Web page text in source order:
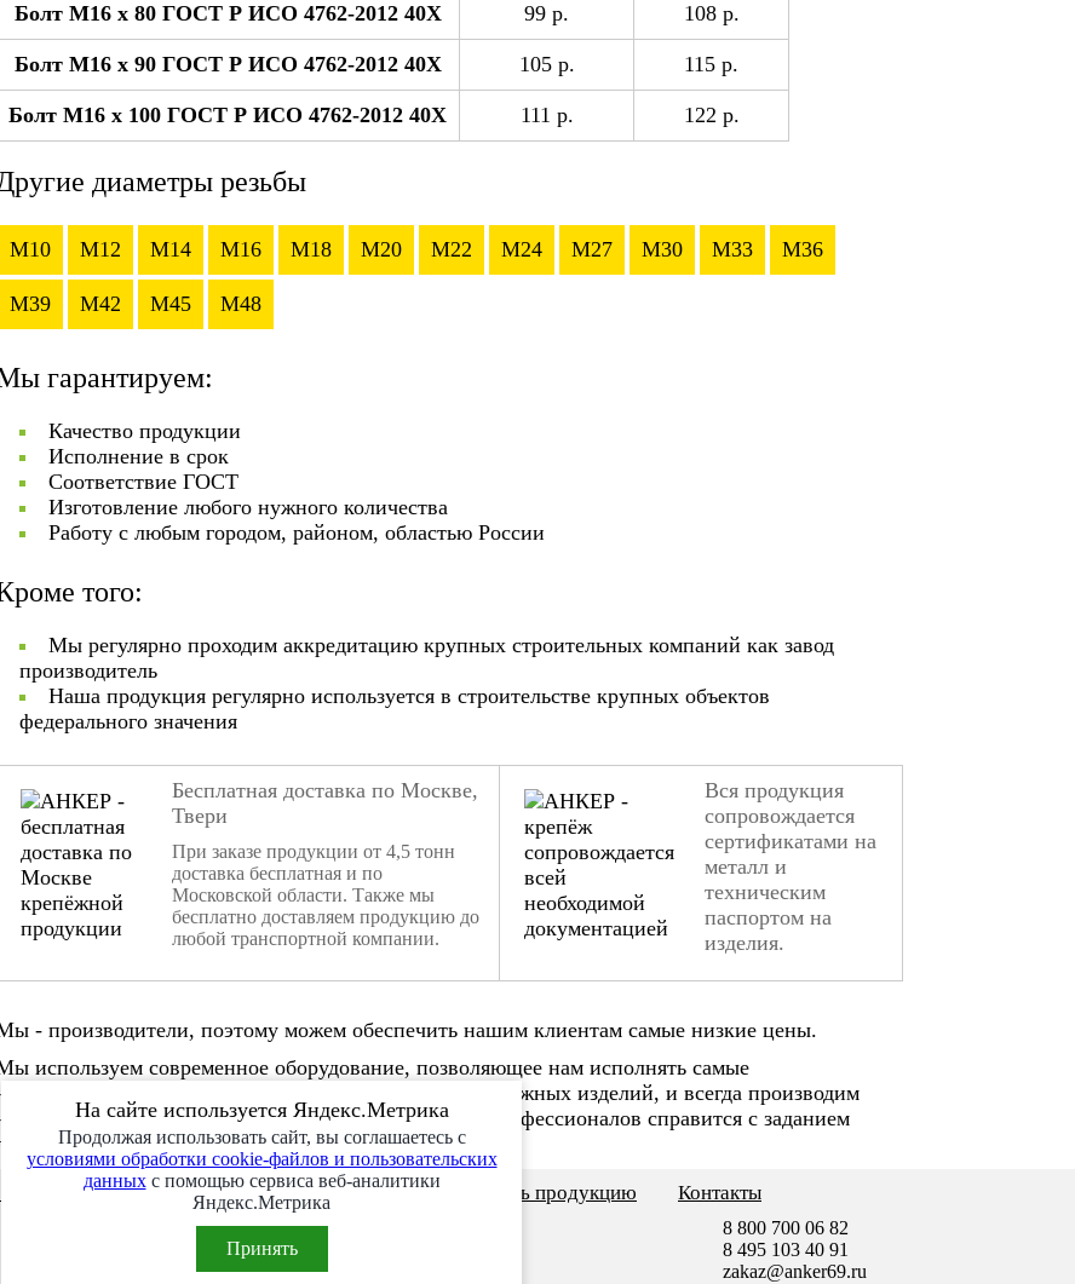
Болт М16 x 80 ГОСТ Р ИСО 4762-2012 40Х 99 р. 108 р.
Болт М16 x 90 ГОСТ Р ИСО 4762-2012 40Х 105 р. 115 р.
Болт М16 x 100 ГОСТ Р ИСО 4762-2012 40Х 111 р. 122 р.
диаметры резьбы
M10 M12 M14 M16 M18 M20 M22 M24 M27 M30 M33 M36
M39 M42 M45 M48
гарантируем:
Качество продукции
Исполнение в срок
Соответствие ГОСТ
Изготовление любого нужного количества
Работу с любым городом, районом, областью России
того:
Мы регулярно проходим аккредитацию крупных строительных компаний как завод
производитель
Наша продукция регулярно используется в строительстве крупных объектов
федерального значения
Бесплатная доставка по Москве,
Твери
При заказе продукции от 4,5 тонн
доставка бесплатная и по
Московской области. Также мы
бесплатно доставляем продукцию до
любой транспортной компании.
Вся продукция
сопровождается
сертификатами на
металл и
техническим
паспортом на
изделия.
- производители, поэтому можем обеспечить нашим клиентам самые низкие цены.
используем современное оборудование, позволяющее нам исполнять самые
заказы. Мы не боимся изготовления сложных изделий, и всегда производим
количество в нужные сроки. Наша команда профессионалов справится с заданием
сложности!
видео Сотрудничество Заказ месяца Заказать продукцию Контакты
8 800 700 06 82
8 495 103 40 91
zakaz@anker69.ru
На сайте используется Яндекс.Метрика
Продолжая использовать сайт, вы соглашаетесь с
условиями обработки cookie-файлов и пользовательских
данныхс помощью сервиса веб-аналитики
Яндекс.Метрика
Принять